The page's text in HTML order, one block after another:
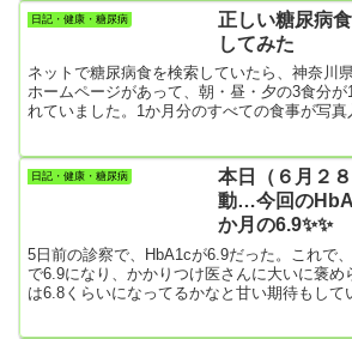
シな程度！右膝はホントにひどい。まあ半月
板を摘出しているので仕様がないんだけど。
外科の診察日。どんな治療をしてもらえるのか
日記・健康・糖尿病
正しい糖尿病
してみた
ネットで糖尿病食を検索していたら、神奈川
ホームページがあって、朝・昼・夕の3食分が
れていました。1か月分のすべての食事が写
いところはただ1点だけあって、それは食事の
は基本的に食べないようにしていることです
ご飯とか冷やしうどんの時、あるいは炊き立
日記・健康・糖尿病
本日（６月２
動…今回の
か月の6.9✨✨
5日前の診察で、HbA1cが6.9だった。これで
で6.9になり、かかりつけ医さんに大いに褒め
は6.8くらいになってるかなと甘い期待もして